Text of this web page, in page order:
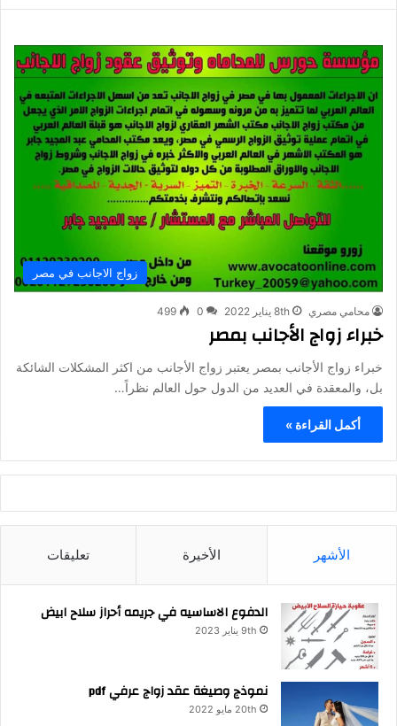
زواج الاجانب في مصر
محامي مصري 8th يناير 2022 0
499
خبراء زواج الأجانب بمصر
خبراء زواج الأجانب بمصر يعتبر زواج الأجانب من اكثر المشكلات الشائكة
بل، والمعقدة في العديد من الدول حول العالم نظراً…
أكمل القراءة »
الأشهر الأخيرة تعليقات
الدفوع الاساسيه في جريمه أحراز سلاح ابيض
9th يناير 2023
نموذج وصيغة عقد زواج عرفي pdf
20th مايو 2022